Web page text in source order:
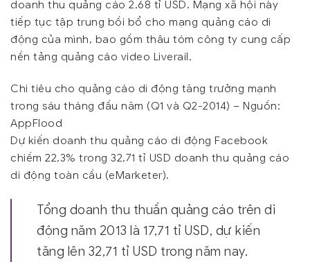
doanh thu quảng cáo 2,68 tỉ USD. Mạng xã hội này
tiếp tục tập trung bồi bổ cho mạng quảng cáo di
động của mình, bao gồm thâu tóm công ty cung cấp
nền tảng quảng cáo video Liverail.
Chi tiêu cho quảng cáo di động tăng trưởng mạnh
trong sáu tháng đầu năm (Q1 và Q2-2014) – Nguồn:
AppFlood
Dự kiến doanh thu quảng cáo di động Facebook
chiếm 22,3% trong 32,71 tỉ USD doanh thu quảng cáo
di động toàn cầu (eMarketer).
Tổng doanh thu thuần quảng cáo trên di
động năm 2013 là 17,71 tỉ USD, dự kiến
tăng lên 32,71 tỉ USD trong năm nay.